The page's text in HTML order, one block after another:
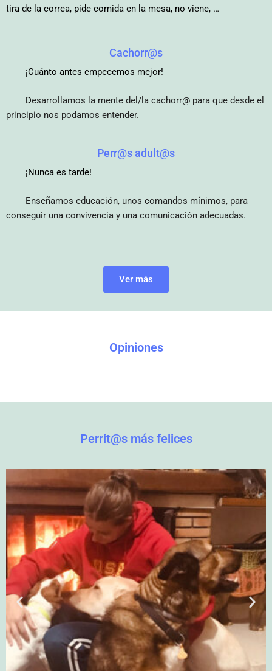
tira de la correa, pide comida en la mesa, no viene, …
Cachorr@s
¡Cuánto antes empecemos mejor!
Desarrollamos la mente del/la cachorr@ para que desde el
principio nos podamos entender.
Perr@s adult@s
¡Nunca es tarde!
Enseñamos educación, unos comandos mínimos, para
conseguir una convivencia y una comunicación adecuadas.
Ver más
Opiniones
Perrit@s más felices